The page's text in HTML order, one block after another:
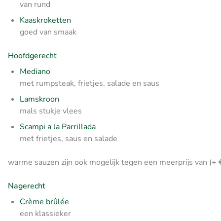
van rund
Kaaskroketten
goed van smaak
Hoofdgerecht
Mediano
met rumpsteak, frietjes, salade en saus
Lamskroon
mals stukje vlees
Scampi a la Parrillada
met frietjes, saus en salade
warme sauzen zijn ook mogelijk tegen een meerprijs van (+
Nagerecht
Crème brûlée
een klassieker